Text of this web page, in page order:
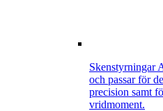
Skenstyrningar
och passar för
precision samt
vridmoment.